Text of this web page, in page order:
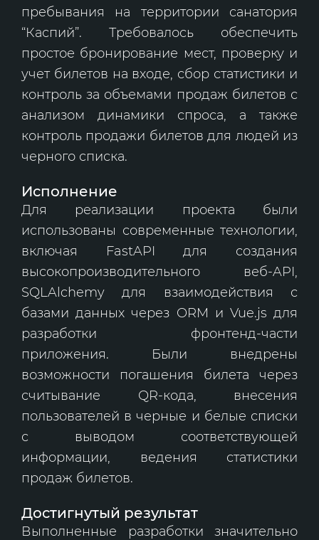
пребывания на территории санатория
“Каспий”. Требовалось обеспечить
простое бронирование мест, проверку и
учет билетов на входе, сбор статистики и
контроль за объемами продаж билетов с
анализом динамики спроса, а также
контроль продажи билетов для людей из
черного списка.
Исполнение
Для реализации проекта были
использованы современные технологии,
включая FastAPI для создания
высокопроизводительного веб-API,
SQLAlchemy для взаимодействия с
базами данных через ORM и Vue.js для
разработки фронтенд-части
приложения. Были внедрены
возможности погашения билета через
считывание QR-кода, внесения
пользователей в черные и белые списки
с выводом соответствующей
информации, ведения статистики
продаж билетов.
Достигнутый результат
Выполненные разработки значительно